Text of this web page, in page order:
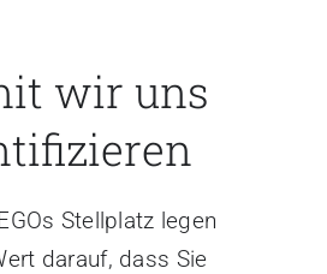
wir uns
Stellplatz legen
darauf, dass Sie